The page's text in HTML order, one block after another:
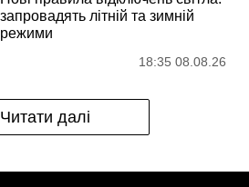
запровадять літній та зимній
режими
18:35 08.08.26
Читати далі